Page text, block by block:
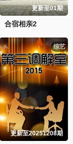
更新至01期
合宿相亲2
综艺
更新至20251208期